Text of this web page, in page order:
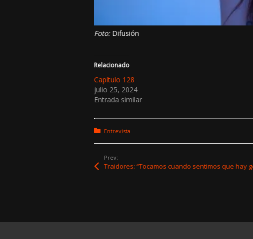
Foto:Difusión
Relacionado
Capítulo 128
julio 25, 2024
Entrada similar
Posted in:
Entrevista
Prev: